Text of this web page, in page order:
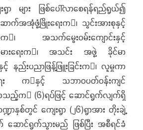
ရွာ များ ဖြစ်ပေါ်လာစေရန်ရည်ရွယ်၍
ာက်အအုံဖွံ့ဖြိုးရေးက၊ သွင်းအားစုနှင့်
မှုက၊ အသက်မွေးဝမ်းကျောင်းနှင့်
င့်မားရေးက၊ အသင်း အဖွဲ့ ခိုင်မာ
နှင့် နည်းပညာဖြန့်ဖြူးခြင်းက၊ လူမှုကာ
ေး ကနှင့် သဘာဝပတ်ဝန်းကျင်
သည့်က (၆)ရပ်ဖြင့် ဆောင်ရွက်လျက်ရှိ
ာနှစ်တွင် ကျေးရွာ (၂၆)ရွာအား တိုးချဲ့
ောင်ရွက်သွားမည် ဖြစ်ပြီး အစီရင်ခံ